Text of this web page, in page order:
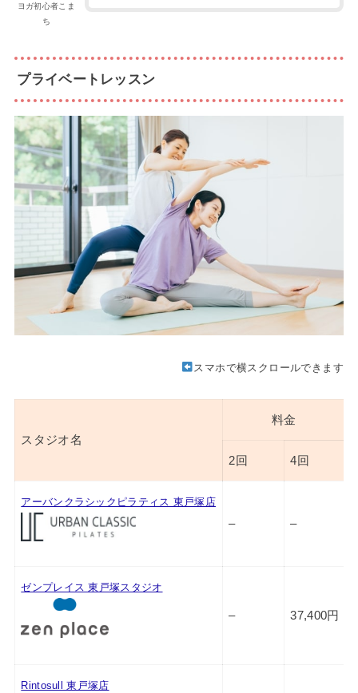
ヨガ初心者こま
ち
プライベートレッスン
スマホで横スクロールできます
スタジオ名
料金
2回
4回
アーバンクラシックピラティス 東戸塚店
– –
ゼンプレイス 東戸塚スタジオ
– 37,400円
Rintosull 東戸塚店